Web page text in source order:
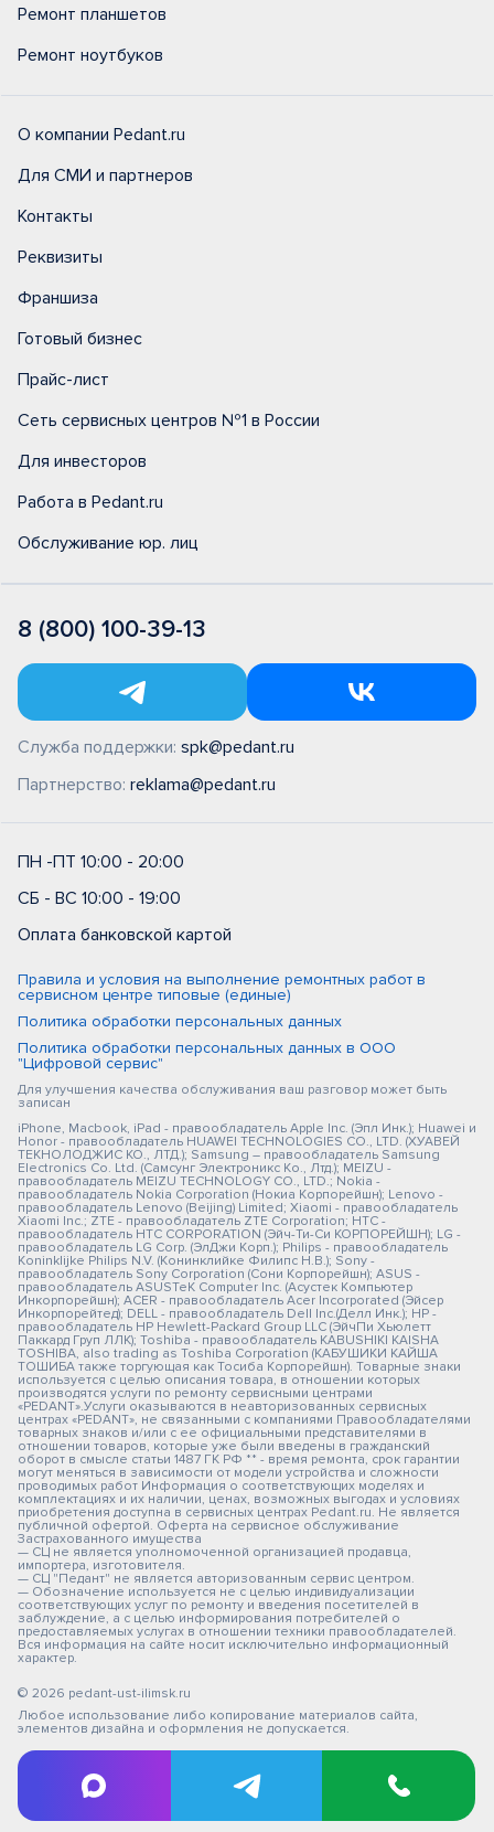
Ремонт планшетов
Ремонт ноутбуков
О компании Pedant.ru
Для СМИ и партнеров
Контакты
Реквизиты
Франшиза
Готовый бизнес
Прайс-лист
Сеть сервисных центров №1 в России
Для инвесторов
Работа в Pedant.ru
Обслуживание юр. лиц
8 (800) 100-39-13
Служба поддержки: spk@pedant.ru
Партнерство: reklama@pedant.ru
ПН -ПТ 10:00 - 20:00
СБ - ВС 10:00 - 19:00
Оплата банковской картой
Правила и условия на выполнение ремонтных работ в
сервисном центре типовые (единые)
Политика обработки персональных данных
Политика обработки персональных данных в ООО
"Цифровой сервис"
Для улучшения качества обслуживания ваш разговор может быть
записан
iPhone, Macbook, iPad - правообладатель Apple Inc. (Эпл Инк.); Huawei и
Honor - правообладатель HUAWEI TECHNOLOGIES CO., LTD. (ХУАВЕЙ
ТЕКНОЛОДЖИС КО., ЛТД.); Samsung – правообладатель Samsung
Electronics Co. Ltd. (Самсунг Электроникс Ко., Лтд.); MEIZU -
правообладатель MEIZU TECHNOLOGY CO., LTD.; Nokia -
правообладатель Nokia Corporation (Нокиа Корпорейшн); Lenovo -
правообладатель Lenovo (Beijing) Limited; Xiaomi - правообладатель
Xiaomi Inc.; ZTE - правообладатель ZTE Corporation; HTC -
правообладатель HTC CORPORATION (Эйч-Ти-Си КОРПОРЕЙШН); LG -
правообладатель LG Corp. (ЭлДжи Корп.); Philips - правообладатель
Koninklijke Philips N.V. (Конинклийке Филипс Н.В.); Sony -
правообладатель Sony Corporation (Сони Корпорейшн); ASUS -
правообладатель ASUSTeK Computer Inc. (Асустек Компьютер
Инкорпорейшн); ACER - правообладатель Acer Incorporated (Эйсер
Инкорпорейтед); DELL - правообладатель Dell Inc.(Делл Инк.); HP -
правообладатель HP Hewlett-Packard Group LLC (ЭйчПи Хьюлетт
Паккард Груп ЛЛК); Toshiba - правообладатель KABUSHIKI KAISHA
TOSHIBA, also trading as Toshiba Corporation (КАБУШИКИ КАЙША
ТОШИБА также торгующая как Тосиба Корпорейшн). Товарные знаки
используется с целью описания товара, в отношении которых
производятся услуги по ремонту сервисными центрами
«PEDANT».Услуги оказываются в неавторизованных сервисных
центрах «PEDANT», не связанными с компаниями Правообладателями
товарных знаков и/или с ее официальными представителями в
отношении товаров, которые уже были введены в гражданский
оборот в смысле статьи 1487 ГК РФ ** - время ремонта, срок гарантии
могут меняться в зависимости от модели устройства и сложности
проводимых работ Информация о соответствующих моделях и
комплектациях и их наличии, ценах, возможных выгодах и условиях
приобретения доступна в сервисных центрах Pedant.ru. Не является
публичной офертой. Оферта на сервисное обслуживание
Застрахованного имущества
— СЦ не является уполномоченной организацией продавца,
импортера, изготовителя.
— СЦ "Педант" не является авторизованным сервис центром.
— Обозначение используется не с целью индивидуализации
соответствующих услуг по ремонту и введения посетителей в
заблуждение, а с целью информирования потребителей о
предоставляемых услугах в отношении техники правообладателей.
Вся информация на сайте носит исключительно информационный
характер.
© 2026 pedant-ust-ilimsk.ru
Любое использование либо копирование материалов сайта,
элементов дизайна и оформления не допускается.